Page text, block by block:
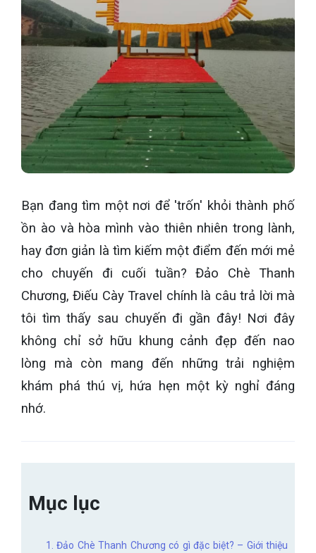
Bạn đang tìm một nơi để 'trốn' khỏi thành phố
ồn ào và hòa mình vào thiên nhiên trong lành,
hay đơn giản là tìm kiếm một điểm đến mới mẻ
cho chuyến đi cuối tuần? Đảo Chè Thanh
Chương, Điếu Cày Travel chính là câu trả lời mà
tôi tìm thấy sau chuyến đi gần đây! Nơi đây
không chỉ sở hữu khung cảnh đẹp đến nao
lòng mà còn mang đến những trải nghiệm
khám phá thú vị, hứa hẹn một kỳ nghỉ đáng
nhớ.
Mục lục
1. Đảo Chè Thanh Chương có gì đặc biệt? – Giới thiệu